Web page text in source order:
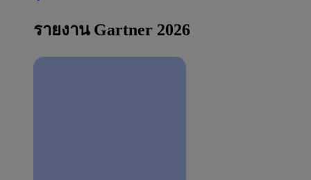
รายงาน Gartner 2026